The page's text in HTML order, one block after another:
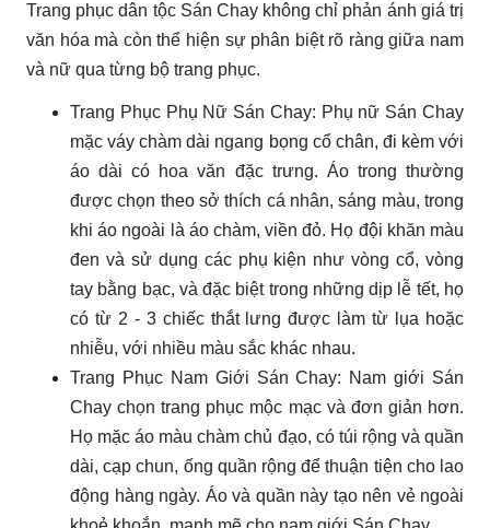
Trang phục dân tộc Sán Chay không chỉ phản ánh giá trị
văn hóa mà còn thể hiện sự phân biệt rõ ràng giữa nam
và nữ qua từng bộ trang phục.
Trang Phục Phụ Nữ Sán Chay: Phụ nữ Sán Chay
mặc váy chàm dài ngang bọng cổ chân, đi kèm với
áo dài có hoa văn đặc trưng. Áo trong thường
được chọn theo sở thích cá nhân, sáng màu, trong
khi áo ngoài là áo chàm, viền đỏ. Họ đội khăn màu
đen và sử dụng các phụ kiện như vòng cổ, vòng
tay bằng bạc, và đặc biệt trong những dịp lễ tết, họ
có từ 2 - 3 chiếc thắt lưng được làm từ lụa hoặc
nhiễu, với nhiều màu sắc khác nhau.
Trang Phục Nam Giới Sán Chay: Nam giới Sán
Chay chọn trang phục mộc mạc và đơn giản hơn.
Họ mặc áo màu chàm chủ đạo, có túi rộng và quần
dài, cạp chun, ống quần rộng để thuận tiện cho lao
động hàng ngày. Áo và quần này tạo nên vẻ ngoài